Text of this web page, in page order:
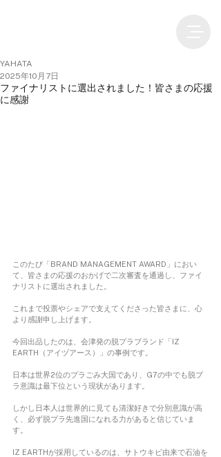
ファイナリストに選出されました！皆さまの応援
に感謝
YAHATA
2025年10月7日
このたび「BRAND MANAGEMENT AWARD」におい
て、皆さまの応援のおかげで二次審査を通過し、ファイ
ナリストに選出されました。
これまで投票やシェアで支えてくださった皆さまに、心
より感謝申し上げます。
今回出品したのは、会津発の脱プラブランド「IZ
EARTH（アイヅアース）」の事例です。
日本は世界2位のプラごみ大国であり、G7の中でも脱プ
ラ意識は最下位という現状があります。
しかし日本人は世界的に見ても清潔好きで分別意識が高
く、必ず脱プラ先進国になれる力があると信じていま
す。
IZ EARTHが採用しているのは、サトウキビ由来で石油を